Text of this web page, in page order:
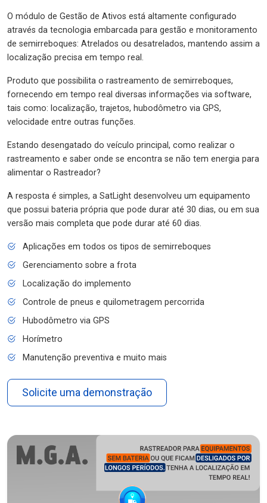
O módulo de Gestão de Ativos está altamente configurado
através da tecnologia embarcada para gestão e monitoramento
de semirreboques: Atrelados ou desatrelados, mantendo assim a
localização precisa em tempo real.
Produto que possibilita o rastreamento de semirreboques,
fornecendo em tempo real diversas informações via software,
tais como: localização, trajetos, hubodômetro via GPS,
velocidade entre outras funções.
Estando desengatado do veículo principal, como realizar o
rastreamento e saber onde se encontra se não tem energia para
alimentar o Rastreador?
A resposta é simples, a SatLight desenvolveu um equipamento
que possui bateria própria que pode durar até 30 dias, ou em sua
versão mais completa que pode durar até 60 dias.
Aplicações em todos os tipos de semirreboques
Gerenciamento sobre a frota
Localização do implemento
Controle de pneus e quilometragem percorrida
Hubodômetro via GPS
Horímetro
Manutenção preventiva e muito mais
Solicite uma demonstração